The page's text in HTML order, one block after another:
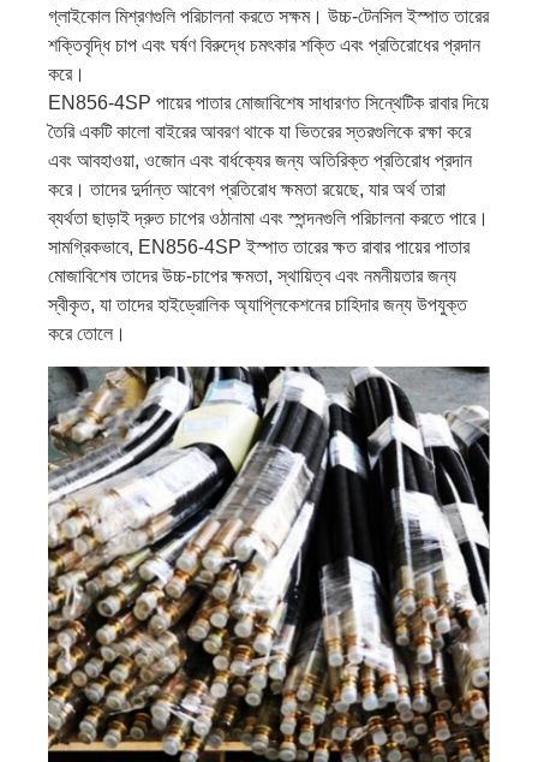
গ্লাইকোল মিশ্রণগুলি পরিচালনা করতে সক্ষম। উচ্চ-টেনসিল ইস্পাত তারের
শক্তিবৃদ্ধি চাপ এবং ঘর্ষণ বিরুদ্ধে চমৎকার শক্তি এবং প্রতিরোধের প্রদান
করে।
EN856-4SP পায়ের পাতার মোজাবিশেষ সাধারণত সিন্থেটিক রাবার দিয়ে
তৈরি একটি কালো বাইরের আবরণ থাকে যা ভিতরের স্তরগুলিকে রক্ষা করে
এবং আবহাওয়া, ওজোন এবং বার্ধক্যের জন্য অতিরিক্ত প্রতিরোধ প্রদান
করে। তাদের দুর্দান্ত আবেগ প্রতিরোধ ক্ষমতা রয়েছে, যার অর্থ তারা
ব্যর্থতা ছাড়াই দ্রুত চাপের ওঠানামা এবং স্পন্দনগুলি পরিচালনা করতে পারে।
সামগ্রিকভাবে, EN856-4SP ইস্পাত তারের ক্ষত রাবার পায়ের পাতার
মোজাবিশেষ তাদের উচ্চ-চাপের ক্ষমতা, স্থায়িত্ব এবং নমনীয়তার জন্য
স্বীকৃত, যা তাদের হাইড্রোলিক অ্যাপ্লিকেশনের চাহিদার জন্য উপযুক্ত
করে তোলে।